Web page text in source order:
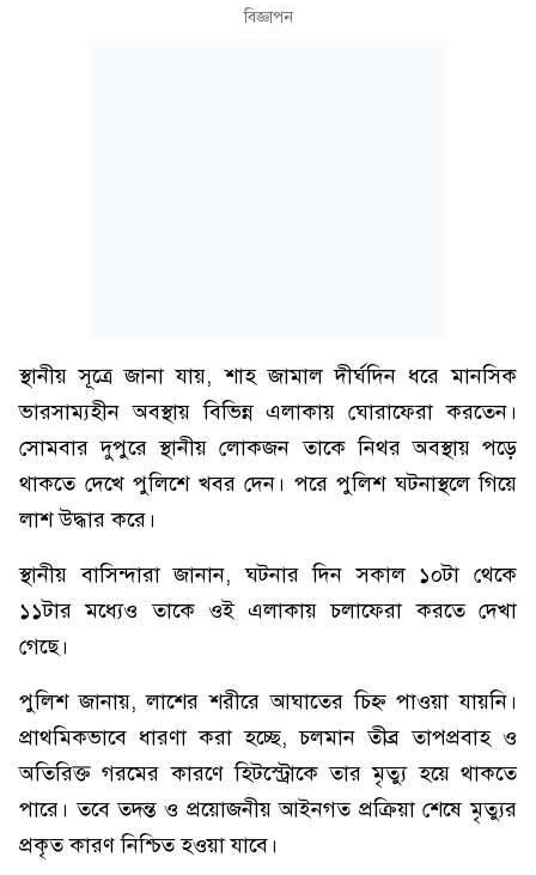
বিজ্ঞাপন
স্থানীয় সূত্রে জানা যায়, শাহ জামাল দীর্ঘদিন ধরে মানসিক
ভারসাম্যহীন অবস্থায় বিভিন্ন এলাকায় ঘোরাফেরা করতেন।
সোমবার দুপুরে স্থানীয় লোকজন তাকে নিথর অবস্থায় পড়ে
থাকতে দেখে পুলিশে খবর দেন। পরে পুলিশ ঘটনাস্থলে গিয়ে
লাশ উদ্ধার করে।
স্থানীয় বাসিন্দারা জানান, ঘটনার দিন সকাল ১০টা থেকে
১১টার মধ্যেও তাকে ওই এলাকায় চলাফেরা করতে দেখা
গেছে।
পুলিশ জানায়, লাশের শরীরে আঘাতের চিহ্ন পাওয়া যায়নি।
প্রাথমিকভাবে ধারণা করা হচ্ছে, চলমান তীব্র তাপপ্রবাহ ও
অতিরিক্ত গরমের কারণে হিটস্ট্রোকে তার মৃত্যু হয়ে থাকতে
পারে। তবে তদন্ত ও প্রয়োজনীয় আইনগত প্রক্রিয়া শেষে মৃত্যুর
প্রকৃত কারণ নিশ্চিত হওয়া যাবে।